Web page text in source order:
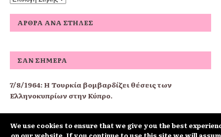
ΆΡΘΡΑ ΑΝΆ ΣΤΉΛΕΣ
ΣΑΝ ΣΉΜΕΡΑ
7/8/1964: Η Τουρκία βομβαρδίζει θέσεις των
Ελληνοκυπρίων στην Κύπρο.
schoolpress.sch.gr
We use cookies to ensure that we give you the best